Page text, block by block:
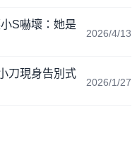
S嚇壞：她是
2026/4/13
刀現身告別式
2026/1/27